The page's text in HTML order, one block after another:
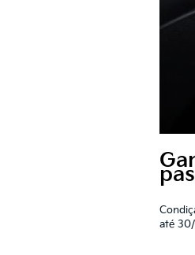
até